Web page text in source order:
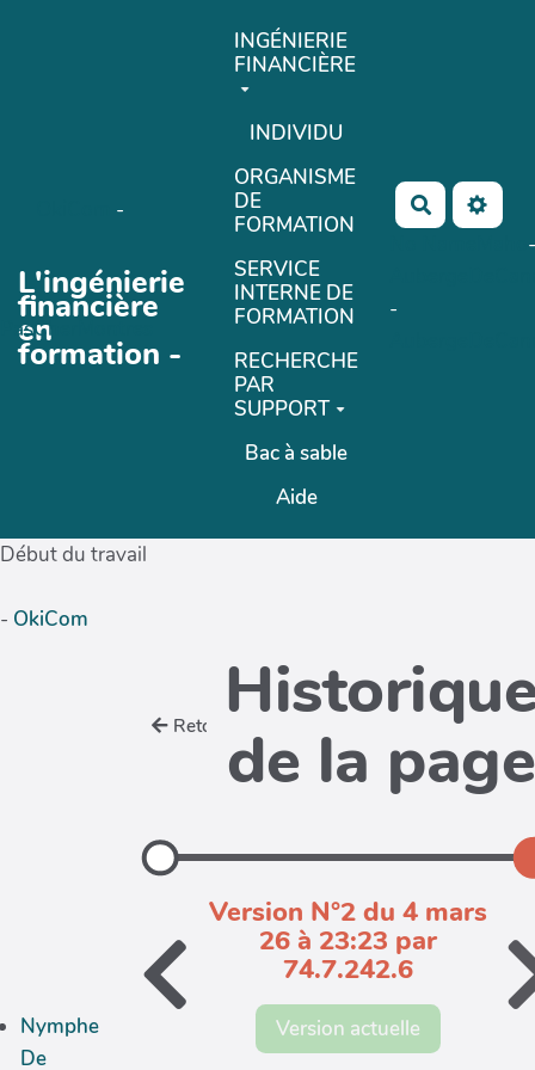
Aller au contenu principal
L'ingénierie
financière
en
formation -
-
PasCherMontres
INGÉNIERIE
FINANCIÈRE
INDIVIDU
ORGANISME
DE
FORMATION
SERVICE
INTERNE DE
FORMATION
RECHERCHE
PAR
SUPPORT
Bac à sable
Aide
Rechercher
-
-
Début du travail
- OkiCom
Nymphe
De
Retour de la page
Version N°2 du 4 mars
26 à 23:23 par
74.7.242.6
Version actuelle